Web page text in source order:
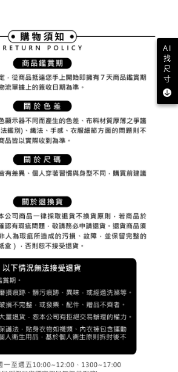
，「大哥付你分期」於每月結算日後寄送繳費提
，可選擇「超商條碼／台灣大直營門市／銀行轉
」等通路繳費。
股份有限公司」（以下簡稱本公司）所提供，讓
務購買商品或服務，並由商店將買賣／分期付款
後，依約使用本公司帳單繳交帳款。
付你分期」之契約關係目的，商店將以您的個人
帳單所需資料之確認、核對及更正。
閱以下連結：https://oppay.tw/userRule
帳流程】
先享後付」後，將跳轉至「AFTEE先享後付」
確認金額後，即可完成結帳。
將收到繳費通知簡訊。
天內，點擊此簡訊中的連結，可透過四大超商／
式進行付款，方視為交易完成。
下不需立刻繳費，但若您需要取消訂單，請聯絡
同意取消之訂單仍視為有效，需透過AFTEE先享
先享後付 」之結帳頁面顯示為準，若有關於
消欲退款等相關疑問，請聯繫「AFTEE先享後付
support/home
限公司提供之「AFTEE先享後付」服務完成之交
內提供個人資料，並將交易相關給付款項請求債
限公司。
宜，請瀏覽以下網址：
未經同意申辦者引起之損失，本公司不負相關責
付」時，將依據個別帳號之用戶狀況，依本公司即
；若仍有額度不足之情形，本公司將視審查結果
或使用他人資訊註冊。若發現惡意使用之情形，
權停止該用戶之使用額度並採取法律行動。
含以上)免運費
含以上)免運費
含以上)免運費
含以上)免運費
含以上)免運費
含以上)免運費
含以上)免運費
含以上)免運費
AI
找
尺
寸